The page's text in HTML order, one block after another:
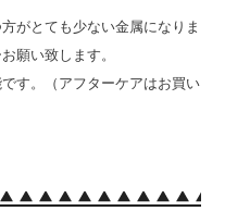
がとても少ない金属になりま
願い致します。
す。（アフターケアはお買い